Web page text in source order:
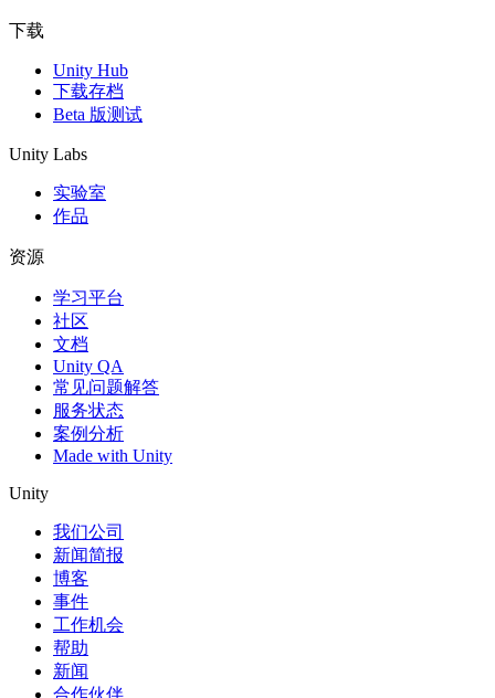
下载
Unity Hub
下载存档
Beta 版测试
Unity Labs
实验室
作品
资源
学习平台
社区
文档
Unity QA
常见问题解答
服务状态
案例分析
Made with Unity
Unity
我们公司
新闻简报
博客
事件
工作机会
帮助
新闻
合作伙伴